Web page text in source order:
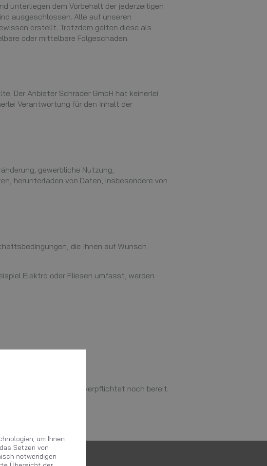
unterliegen dem Vorbehalt der jederzeitigen
ausgeschlossen. Alle auf unseren
erstellt. Trotzdem gelten diese als
oder mittelbare Folgeschäden.
Der Anbieter Schrader GmbH hat keinerlei
Verantwortung für den Inhalt der
gewerbliche Nutzung,
herunterladen von Daten, insbesondere von
die Ihnen auf Wunsch
Elektro oder Fliesen umfasst, werden
weder verpflichtet noch bereit.
um Ihnen
Setzen von
notwendigen